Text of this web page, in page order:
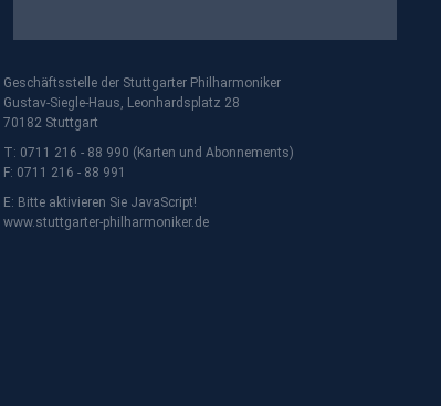
Geschäftsstelle der Stuttgarter Philharmoniker
Gustav-Siegle-Haus, Leonhardsplatz 28
70182 Stuttgart
T: 0711 216 - 88 990 (Karten und Abonnements)
F: 0711 216 - 88 991
E: Bitte aktivieren Sie JavaScript!
www.stuttgarter-philharmoniker.de